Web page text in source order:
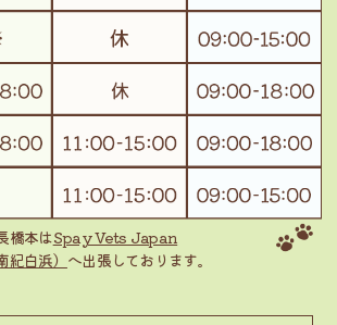
橋本はSpay Vets Japan
白浜） へ出張しております。